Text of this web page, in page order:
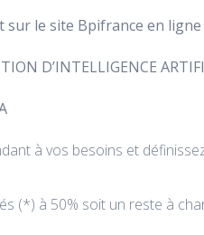
sur le site Bpifrance en ligne
D’INTELLIGENCE
à vos besoins et
(*) à 50% soit un reste à